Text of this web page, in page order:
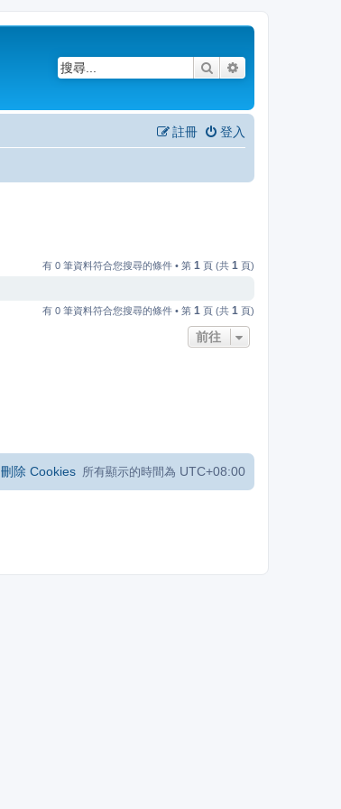
搜尋
登入
註冊
有 0 筆資料符合您搜尋的條件 • 第 1 頁 (共 1 頁)
有 0 筆資料符合您搜尋的條件 • 第 1 頁 (共 1 頁)
前往
所有顯示的時間為 UTC+08:00
刪除 Cookies